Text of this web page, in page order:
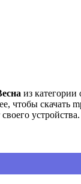
из
скачать
устройства.